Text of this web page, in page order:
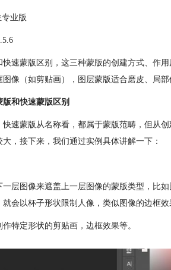
专业版
速蒙版区别，这三种蒙版的创建方式、作
像（如剪贴画），图层蒙版适合磨皮、局部
和快速蒙版区别
速蒙版从名称看，都属于蒙版范畴，但从
，接下来，我们通过实例具体讲解一下：
层图像来遮盖上一层图像的蒙版类型，比
会以杯子形状限制人像，类似图像的边框效
特定形状的剪贴画，边框效果等。